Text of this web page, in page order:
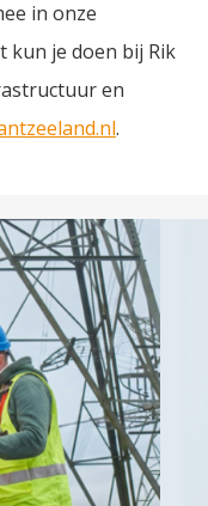
in onze
kun je doen bij Rik
en
.